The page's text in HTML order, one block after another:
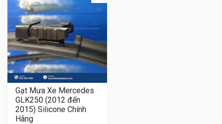
Gạt Mưa Xe Mercedes
GLK250 (2012 đến
2015) Silicone Chính
Hãng